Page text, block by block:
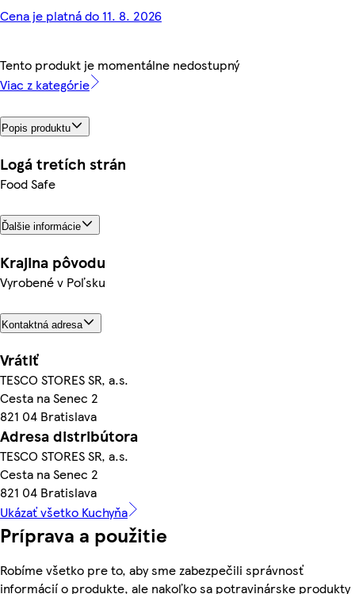
Cena je platná do 11. 8. 2026
Tento produkt je momentálne nedostupný
Viac z kategórie
Popis produktu
Logá tretích strán
Food Safe
Ďalšie informácie
Krajina pôvodu
Vyrobené v Poľsku
Kontaktná adresa
Vrátiť
TESCO STORES SR, a.s.
Cesta na Senec 2
821 04 Bratislava
Adresa distribútora
TESCO STORES SR, a.s.
Cesta na Senec 2
821 04 Bratislava
Ukázať všetko Kuchyňa
Príprava a použitie
Robíme všetko pre to, aby sme zabezpečili správnosť
informácií o produkte, ale nakoľko sa potravinárske produkty